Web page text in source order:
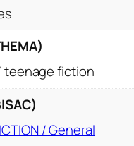
teenage fiction
/ General